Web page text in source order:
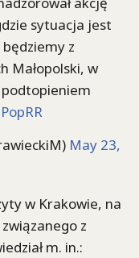
sytuacja jest
z
Małopolski, w
May 23,
w Krakowie, na
z
m. in.: